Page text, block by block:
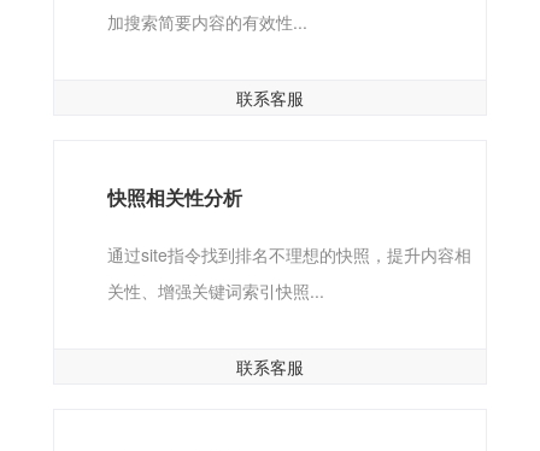
加搜索简要内容的有效性...
联系客服
快照相关性分析
通过site指令找到排名不理想的快照，提升内容相
关性、增强关键词索引快照...
联系客服